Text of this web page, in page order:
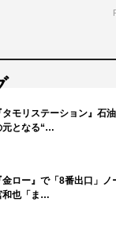
タモリステーション』
元となる“…
金ロー』で「8番出口」
和也「ま…